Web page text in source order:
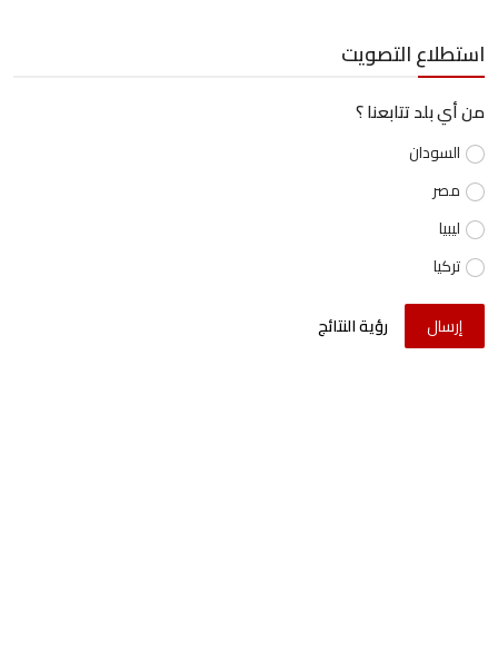
استطلاع التصويت
من أي بلد تتابعنا ؟
السودان
مصر
ليبيا
تركيا
إرسال رؤية النتائج